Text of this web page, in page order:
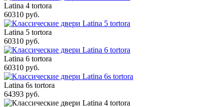
Latina 4 tortora
60310 руб.
Latina 5 tortora
60310 руб.
Latina 6 tortora
60310 руб.
Latina 6s tortora
64393 руб.